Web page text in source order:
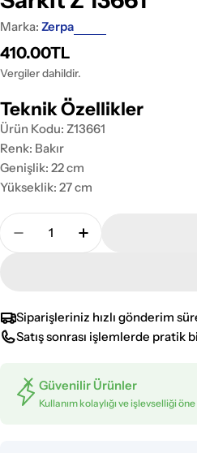
Marka: Zerpa
Normal
fiyat
410.00TL
Vergiler dahildir.
Teknik Özellikler
Ürün Kodu: Z13661
Renk: Bakır
Genişlik: 22 cm
Yükseklik: 27 cm
Adet
Zerpa Plastik Rina
Zerpa Plastik
Siparişleriniz hızlı gönderim
Satış sonrası işlemlerde pratik
Güvenilir Ürünler
Kullanım kolaylığı ve işlevselliği